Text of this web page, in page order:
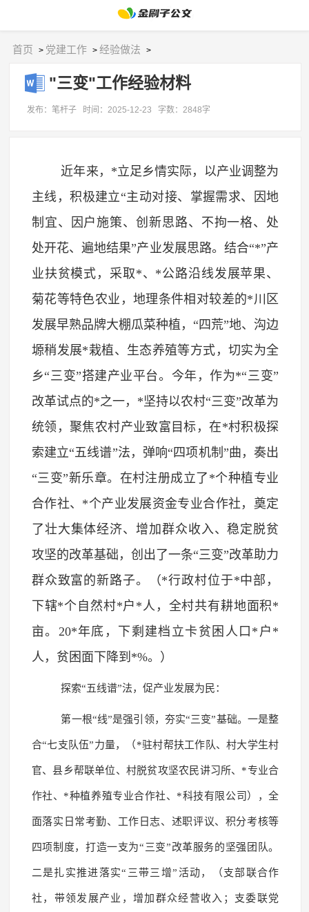
首页 > 党建工作 >经验做法 >
"三变"工作经验材料
发布：笔杆子 时间：2025-12-23 字数：2848字
近年来，*立足乡情实际，以产业调整为
主线，积极建立“主动对接、掌握需求、因地
制宜、因户施策、创新思路、不拘一格、处
处开花、遍地结果”产业发展思路。结合“*”产
业扶贫模式，采取*、*公路沿线发展苹果、
菊花等特色农业，地理条件相对较差的*川区
发展早熟品牌大棚瓜菜种植，“四荒”地、沟边
塬稍发展*栽植、生态养殖等方式，切实为全
乡“三变”搭建产业平台。今年，作为*“三变”
改革试点的*之一，*坚持以农村“三变”改革为
统领，聚焦农村产业致富目标，在*村积极探
索建立“五线谱”法，弹响“四项机制”曲，奏出
“三变”新乐章。在村注册成立了*个种植专业
合作社、*个产业发展资金专业合作社，奠定
了壮大集体经济、增加群众收入、稳定脱贫
攻坚的改革基础，创出了一条“三变”改革助力
群众致富的新路子。（*行政村位于*中部，
下辖*个自然村*户*人，全村共有耕地面积*
亩。20*年底，下剩建档立卡贫困人口*户*
人，贫困面下降到*%。）
探索“五线谱”法，促产业发展为民：
第一根“线”是强引领，夯实“三变”基础。一是整
合“七支队伍”力量，（*驻村帮扶工作队、村大学生村
官、县乡帮联单位、村脱贫攻坚农民讲习所、*专业合
作社、*种植养殖专业合作社、*科技有限公司），全
面落实日常考勤、工作日志、述职评议、积分考核等
四项制度，打造一支为“三变”改革服务的坚强团队。
二是扎实推进落实“三带三增”活动，（支部联合作
社，带领发展产业，增加群众经营收入；支委联党